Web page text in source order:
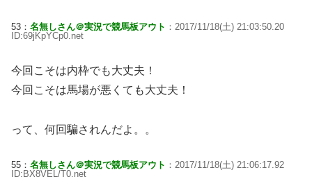
53： 名無しさん＠実況で競馬板アウト ：2017/11/18(土) 21:03:50.20
ID:69jKpYCp0.net
今回こそは内枠でも大丈夫！
今回こそは馬場が悪くても大丈夫！
って、何回騙されんだよ。。
55： 名無しさん＠実況で競馬板アウト ：2017/11/18(土) 21:06:17.92
ID:BX8VEL/T0.net